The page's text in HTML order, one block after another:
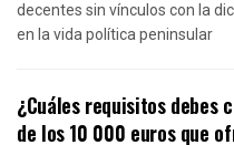
decentes sin vínculos con la
en la vida política peninsular
¿Cuáles requisitos debes
de los 10 000 euros que